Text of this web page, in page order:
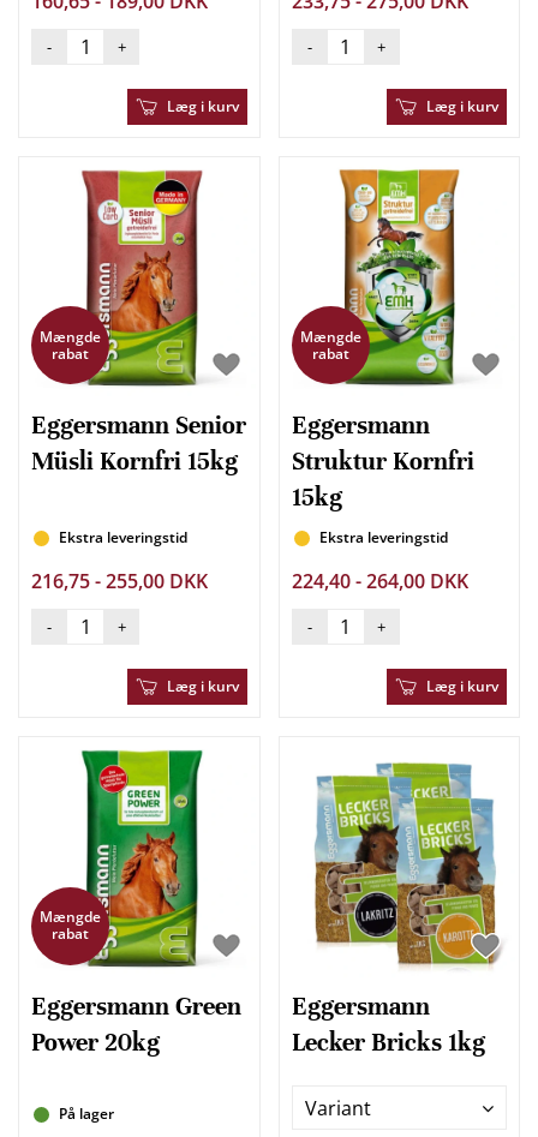
- +
Læg i kurv
- +
Læg i kurv
Mængde
rabat
Eggersmann Senior
Müsli Kornfri 15kg
Ekstra leveringstid
216,75 - 255,00 DKK
- +
Læg i kurv
Mængde
rabat
Eggersmann
Struktur Kornfri
15kg
Ekstra leveringstid
224,40 - 264,00 DKK
- +
Læg i kurv
Mængde
rabat
Eggersmann Green
Power 20kg
På lager
Eggersmann
Lecker Bricks 1kg
Variant